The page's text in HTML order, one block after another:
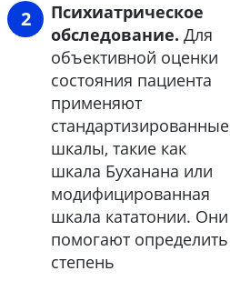
Психиатрическое
обследование. Для
объективной оценки
состояния пациента
применяют
стандартизированные
шкалы, такие как
шкала Буханана или
модифицированная
шкала кататонии. Они
помогают определить
степень